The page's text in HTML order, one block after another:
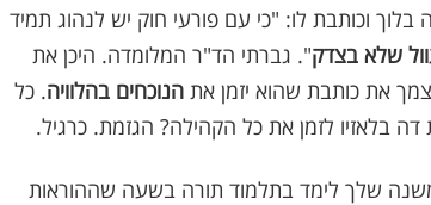
וכותבת לו: "כי עם פורעי חוק יש לנהוג תמיד
שלא בצדק". גברתי הד"ר המלומדה. היכן את
את כותבת שהוא יזמן את הנוכחים בהלוויה. כל
בלאזיו לזמן את כל הקהילה? הגזמת. כרגיל.
שלך לימד בתלמוד תורה בשעה שההוראות